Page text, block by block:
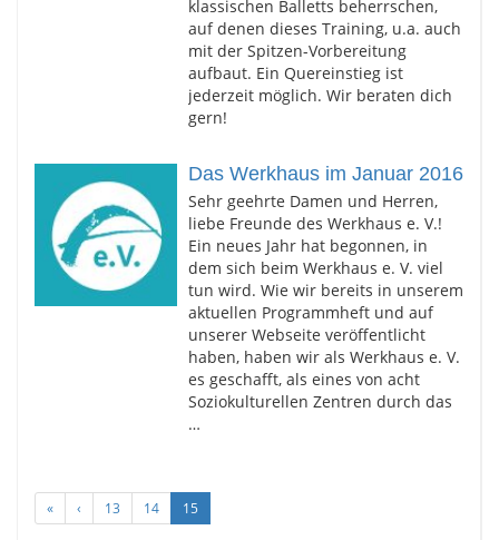
klassischen Balletts beherrschen,
auf denen dieses Training, u.a. auch
mit der Spitzen-Vorbereitung
aufbaut. Ein Quereinstieg ist
jederzeit möglich. Wir beraten dich
gern!
Das Werkhaus im Januar 2016
Sehr geehrte Damen und Herren,
liebe Freunde des Werkhaus e. V.!
Ein neues Jahr hat begonnen, in
dem sich beim Werkhaus e. V. viel
tun wird. Wie wir bereits in unserem
aktuellen Programmheft und auf
unserer Webseite veröffentlicht
haben, haben wir als Werkhaus e. V.
es geschafft, als eines von acht
Soziokulturellen Zentren durch das
…
« ‹ 13 14 15